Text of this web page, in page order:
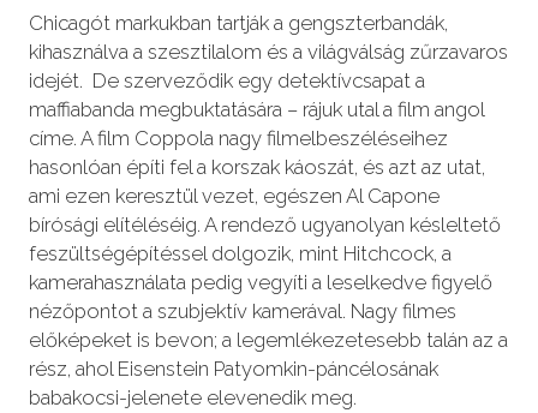
Chicagót markukban tartják a gengszterbandák,
kihasználva a szesztilalom és a világválság zűrzavaros
idejét. De szerveződik egy detektívcsapat a
maffiabanda megbuktatására – rájuk utal a film angol
címe. A film Coppola nagy filmelbeszéléseihez
hasonlóan építi fel a korszak káoszát, és azt az utat,
ami ezen keresztül vezet, egészen Al Capone
bírósági elítéléséig. A rendező ugyanolyan késleltető
feszültségépítéssel dolgozik, mint Hitchcock, a
kamerahasználata pedig vegyíti a leselkedve figyelő
nézőpontot a szubjektív kamerával. Nagy filmes
előképeket is bevon; a legemlékezetesebb talán az a
rész, ahol Eisenstein Patyomkin-páncélosának
babakocsi-jelenete elevenedik meg.